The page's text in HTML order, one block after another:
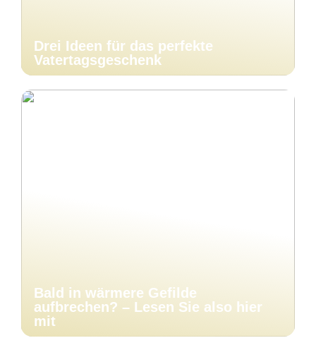
Drei Ideen für das perfekte
Vatertagsgeschenk
Bald in wärmere Gefilde
aufbrechen? – Lesen Sie also hier
mit